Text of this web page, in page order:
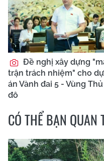
Đề nghị xây dựng
trận trách nhiệm" cho dự
án Vành đai 5 - Vùng Thủ
đô
CÓ THỂ BẠN QUAN